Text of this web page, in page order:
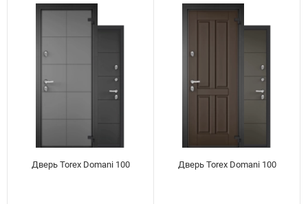
Дверь Torex Domani 100 Дверь Torex Domani 100